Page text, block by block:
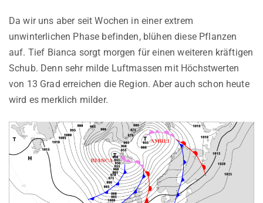
Da wir uns aber seit Wochen in einer extrem
unwinterlichen Phase befinden, blühen diese Pflanzen
auf. Tief Bianca sorgt morgen für einen weiteren kräftigen
Schub. Denn sehr milde Luftmassen mit Höchstwerten
von 13 Grad erreichen die Region. Aber auch schon heute
wird es merklich milder.